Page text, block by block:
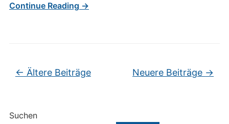
Suchen
Continue Reading →
Beitragsnavigation
← Ältere Beiträge Neuere Beiträge →